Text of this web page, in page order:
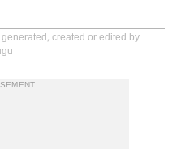
created or edited by